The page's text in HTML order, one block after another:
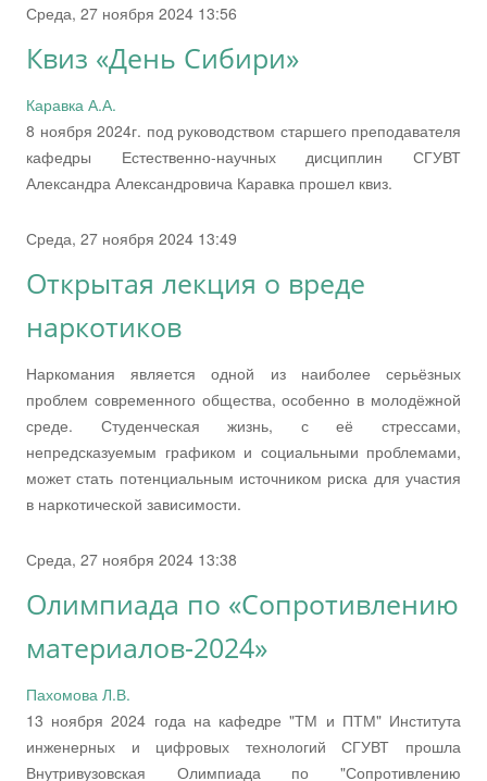
Среда, 27 ноября 2024 13:56
Квиз «День Сибири»
Каравка А.А.
8 ноября 2024г. под руководством старшего преподавателя
кафедры Естественно-научных дисциплин СГУВТ
Александра Александровича Каравка прошел квиз.
Среда, 27 ноября 2024 13:49
Открытая лекция о вреде
наркотиков
Наркомания является одной из наиболее серьёзных
проблем современного общества, особенно в молодёжной
среде. Студенческая жизнь, с её стрессами,
непредсказуемым графиком и социальными проблемами,
может стать потенциальным источником риска для участия
в наркотической зависимости.
Среда, 27 ноября 2024 13:38
Олимпиада по «Сопротивлению
материалов-2024»
Пахомова Л.В.
13 ноября 2024 года на кафедре "ТМ и ПТМ" Института
инженерных и цифровых технологий СГУВТ прошла
Внутривузовская Олимпиада по "Сопротивлению